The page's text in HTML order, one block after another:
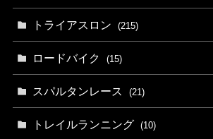
トライアスロン (215)
ロードバイク (15)
スパルタンレース (21)
トレイルランニング (10)